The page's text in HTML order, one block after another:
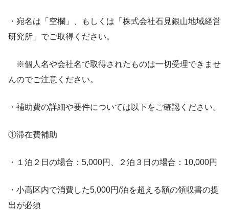
・宛名は「空欄」、もしくは「株式会社石見銀山地域経営
研究所」でご取得ください。
※個人名や会社名で取得されたものは一切受理できませ
んのでご注意ください。
・補助費の詳細や要件については以下をご確認ください。
①滞在費補助
・１泊２日の場合：5,000円、２泊３日の場合：10,000円
・小高区内で消費した5,000円/泊を超える額の領収書の提
出が必須